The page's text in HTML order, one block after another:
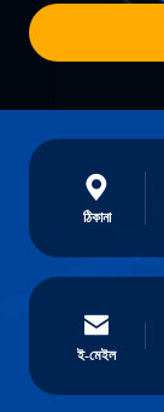
ঠিকানা
ই-মেইল